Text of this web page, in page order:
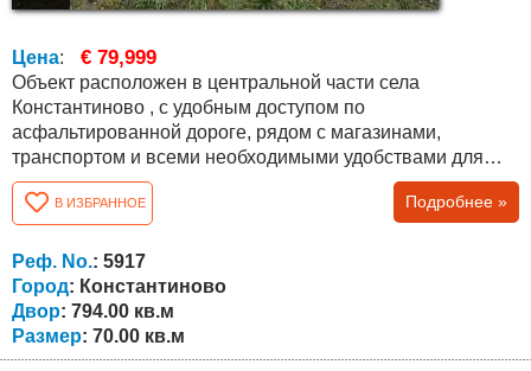
Цена: € 79,999
Объект расположен в центральной части села
Константиново , с удобным доступом по
асфальтированной дороге, рядом с магазинами,
транспортом и всеми необходимыми удобствами для
постоянного проживания. Дом состоит из основной
жилой части с тремя комнатами и коридором, а также
пристроенного дополнительного помещения с двумя
комнатами и ванной с туалетом. Обе части могут быть
объединены в одно более просторное и
функциональное...
В ИЗБРАННОЕ Подробнее »
Реф. No.: 5917
Город: Константиново
Двор: 794.00 кв.м
Размер: 70.00 кв.м